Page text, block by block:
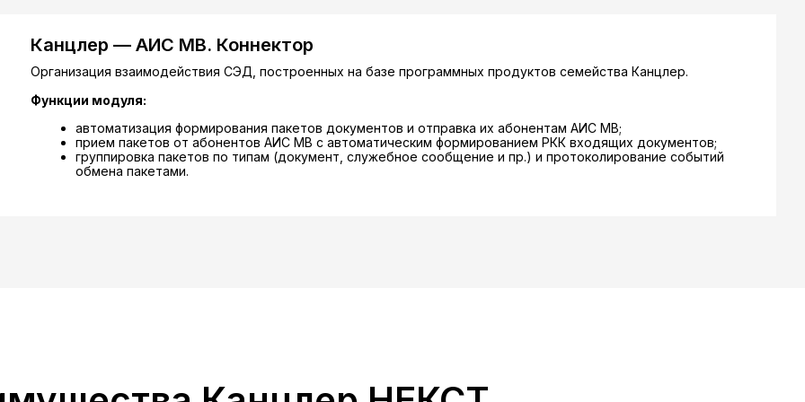
Канцлер — АИС МВ. Коннектор
Организация взаимодействия СЭД, построенных на базе программных продуктов семейства Канцлер.
Функции модуля:
автоматизация формирования пакетов документов и отправка их абонентам АИС МВ;
прием пакетов от абонентов АИС МВ с автоматическим формированием РКК входящих документов;
группировка пакетов по типам (документ, служебное сообщение и пр.) и протоколирование событий
обмена пакетами.